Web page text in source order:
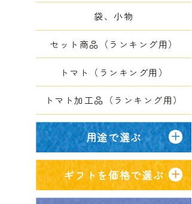
袋、小物
セット商品（ランキング用）
トマト（ランキング用）
トマト加工品（ランキング用）
用途で選ぶ
ギフトを価格で選ぶ